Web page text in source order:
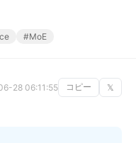
#MoE
28 06:11:55 コピー 𝕏